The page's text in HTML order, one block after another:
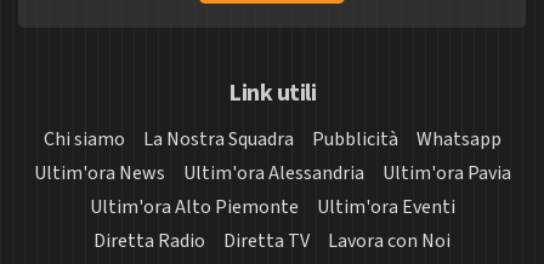
Link utili
Chi siamo La Nostra Squadra Pubblicità
Whatsapp
Ultim'ora News
Ultim'ora Alessandria
Ultim'ora Pavia
Ultim'ora Alto Piemonte
Ultim'ora Eventi
Diretta Radio
Diretta TV Lavora con Noi